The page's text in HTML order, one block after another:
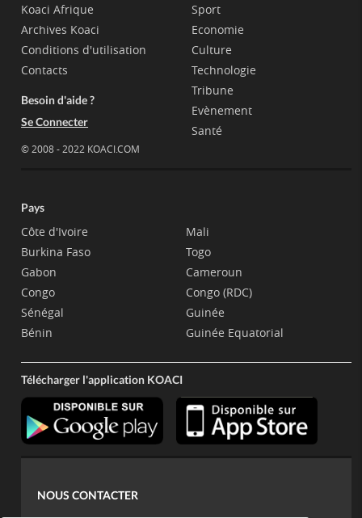
Koaci Afrique
Archives Koaci
Conditions d'utilisation
Contacts
Besoin d'aide ?
Se Connecter
© 2008 - 2022 KOACI.COM
Sport
Economie
Culture
Technologie
Tribune
Evènement
Santé
Pays
Côte d'Ivoire
Burkina Faso
Gabon
Congo
Sénégal
Bénin
Mali
Togo
Cameroun
Congo (RDC)
Guinée
Guinée Equatorial
Télécharger l'application KOACI
NOUS CONTACTER